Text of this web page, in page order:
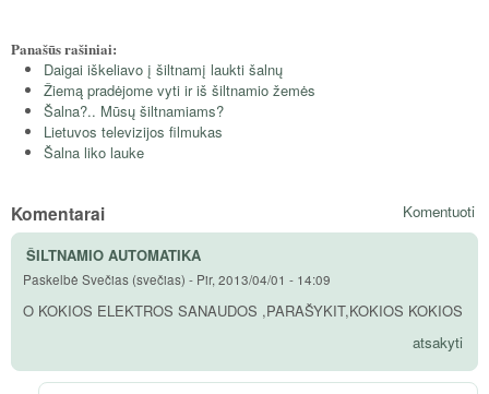
Panašūs rašiniai:
Daigai iškeliavo į šiltnamį laukti šalnų
Žiemą pradėjome vyti ir iš šiltnamio žemės
Šalna?.. Mūsų šiltnamiams?
Lietuvos televizijos filmukas
Šalna liko lauke
Komentuoti
Komentarai
ŠILTNAMIO AUTOMATIKA
Paskelbė Svečias (svečias) - Pir, 2013/04/01 - 14:09
O KOKIOS ELEKTROS SANAUDOS ,PARAŠYKIT,KOKIOS KOKIOS
atsakyti